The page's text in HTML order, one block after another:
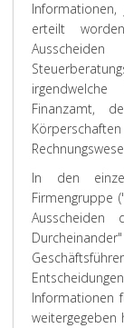
erteilt
Finanzamt,
In den
Firmengruppe
Ausscheiden
Informationen
weitergegeben